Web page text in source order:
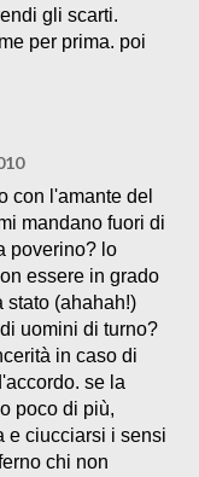
gli scarti.
per prima. poi
con l'amante del
mandano fuori di
poverino? lo
essere in grado
stato (ahahah!)
uomini di turno?
in caso di
se la
poco di più,
e ciucciarsi i sensi
chi non